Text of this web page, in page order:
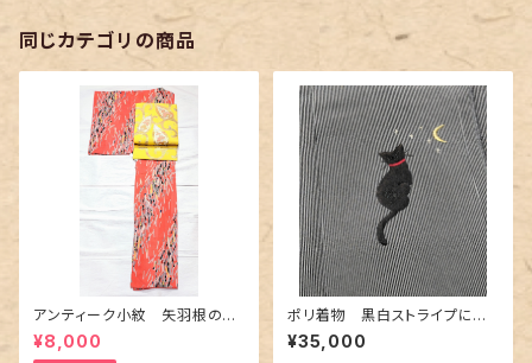
同じカテゴリの商品
アンティーク小紋 矢羽根の地
紋に短冊柄 裄６６cm
¥8,000
ポリ着物 黒白ストライプに猫
の刺繍
¥35,000